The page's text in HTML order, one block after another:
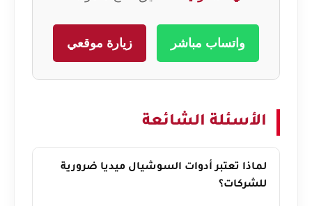
واتساب مباشر زيارة موقعي
الأسئلة الشائعة
لماذا تعتبر أدوات السوشيال ميديا ضرورية
للشركات؟